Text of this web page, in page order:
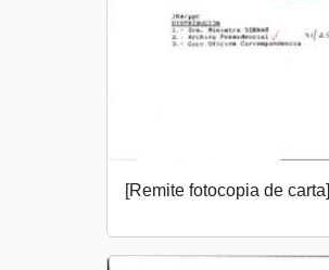
[Remite fotocopia de carta]